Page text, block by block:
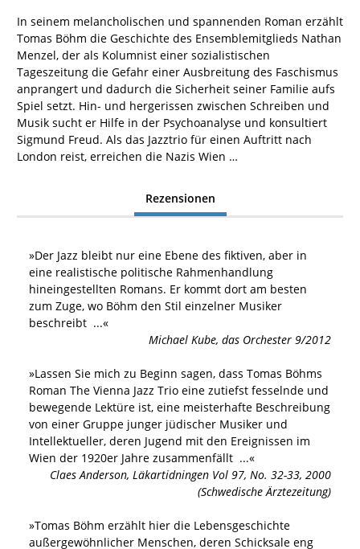
In seinem melancholischen und spannenden Roman erzählt
Tomas Böhm die Geschichte des Ensemblemitglieds Nathan
Menzel, der als Kolumnist einer sozialistischen
Tageszeitung die Gefahr einer Ausbreitung des Faschismus
anprangert und dadurch die Sicherheit seiner Familie aufs
Spiel setzt. Hin- und hergerissen zwischen Schreiben und
Musik sucht er Hilfe in der Psychoanalyse und konsultiert
Sigmund Freud. Als das Jazztrio für einen Auftritt nach
London reist, erreichen die Nazis Wien …
Rezensionen
»Der Jazz bleibt nur eine Ebene des fiktiven, aber in
eine realistische politische Rahmenhandlung
hineingestellten Romans. Er kommt dort am besten
zum Zuge, wo Böhm den Stil einzelner Musiker
beschreibt ...«
Michael Kube, das Orchester 9/2012
»Lassen Sie mich zu Beginn sagen, dass Tomas Böhms
Roman The Vienna Jazz Trio eine zutiefst fesselnde und
bewegende Lektüre ist, eine meisterhafte Beschreibung
von einer Gruppe junger jüdischer Musiker und
Intellektueller, deren Jugend mit den Ereignissen im
Wien der 1920er Jahre zusammenfällt ...«
Claes Anderson, Läkartidningen Vol 97, No. 32-33, 2000
(Schwedische Ärztezeitung)
»Tomas Böhm erzählt hier die Lebensgeschichte
außergewöhnlicher Menschen, deren Schicksale eng